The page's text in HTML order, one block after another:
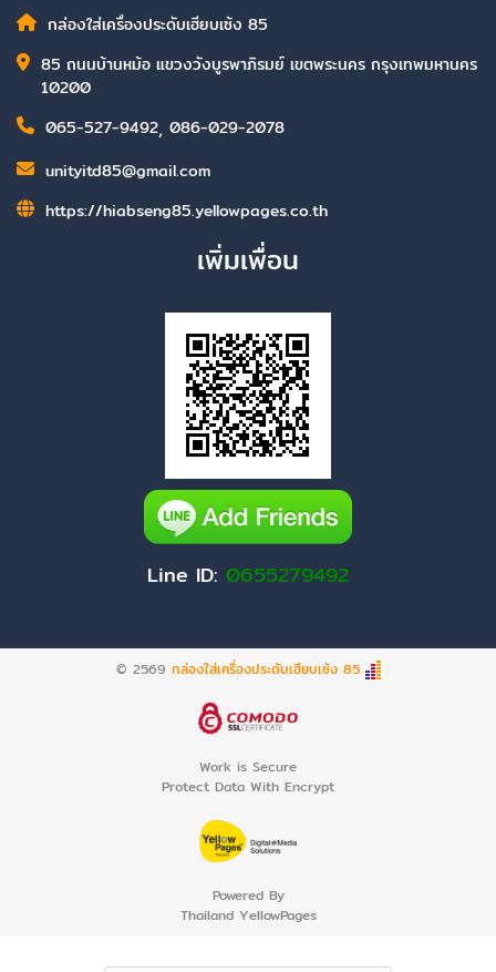
กล่องใส่เครื่องประดับเฮียบเซ้ง 85
85 ถนนบ้านหม้อ แขวงวังบูรพาภิรมย์ เขตพระนคร กรุงเทพมหานคร
10200
065-527-9492, 086-029-2078
unityitd85@gmail.com
https://hiabseng85.yellowpages.co.th
เพิ่มเพื่อน
Line ID: 0655279492
© 2569 กล่องใส่เครื่องประดับเฮียบเซ้ง 85
Work is Secure
Protect Data With Encrypt
Powered By
Thailand YellowPages